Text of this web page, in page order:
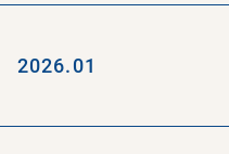
2026.01